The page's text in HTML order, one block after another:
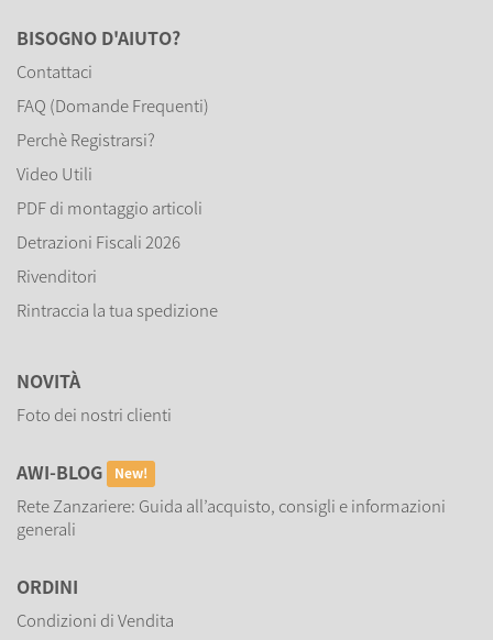
BISOGNO D'AIUTO?
Contattaci
FAQ (Domande Frequenti)
Perchè Registrarsi?
Video Utili
PDF di montaggio articoli
Detrazioni Fiscali 2026
Rivenditori
Rintraccia la tua spedizione
NOVITÀ
Foto dei nostri clienti
AWI-BLOG New!
Rete Zanzariere: Guida all’acquisto, consigli e informazioni
generali
ORDINI
Condizioni di Vendita